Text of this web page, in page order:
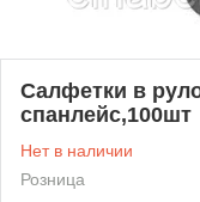
Салфетки в
спанлейс,100шт
Нет в наличии
Розница